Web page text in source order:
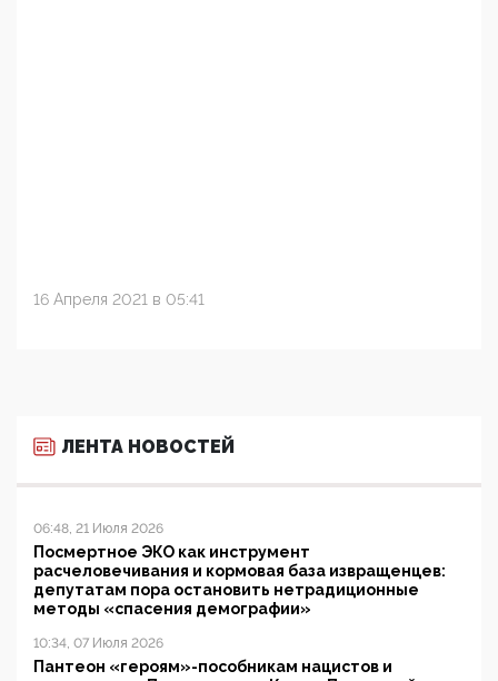
16 Апреля 2021 в 05:41
ЛЕНТА НОВОСТЕЙ
06:48, 21 Июля 2026
Посмертное ЭКО как инструмент
расчеловечивания и кормовая база извращенцев:
депутатам пора остановить нетрадиционные
методы «спасения демографии»
10:34, 07 Июля 2026
Пантеон «героям»-пособникам нацистов и